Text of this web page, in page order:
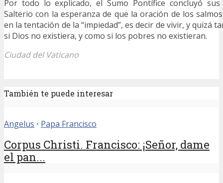
Por todo lo explicado, el Sumo Pontífice concluyó
Salterio con la esperanza de que la oración de los
en la tentación de la “impiedad”, es decir de vivir, y quizá
si Dios no existiera, y como si los pobres no existieran.
Ciudad del Vaticano
También te puede interesar
Angelus • Papa Francisco
Corpus Christi. Francisco: ¡Señor, dame
el pan...